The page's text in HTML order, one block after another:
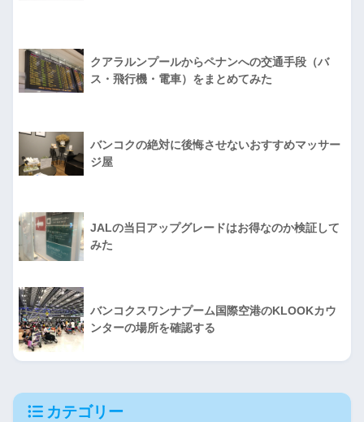
クアラルンプールからペナンへの交通手段（バ
ス・飛行機・電車）をまとめてみた
バンコクの絶対に後悔させないおすすめマッサー
ジ屋
JALの当日アップグレードはお得なのか検証して
みた
バンコクスワンナプーム国際空港のKLOOKカウ
ンターの場所を確認する
カテゴリー